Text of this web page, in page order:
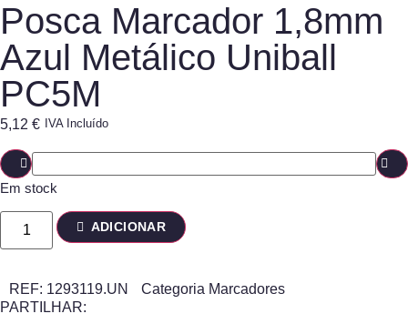
Posca Marcador 1,8mm
Azul Metálico Uniball
PC5M
5,12 € IVA Incluído
Em stock
ADICIONAR
REF: 1293119.UN Categoria Marcadores
PARTILHAR: